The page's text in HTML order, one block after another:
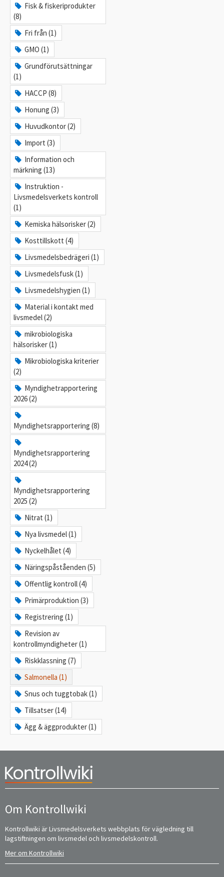
Fisk & fiskeriprodukter
(8)
Fri från (1)
GMO (1)
Grundförutsättningar
(1)
HACCP (8)
Honung (3)
Huvudkontor (2)
Import (3)
Information och
märkning (13)
Instruktion -
Livsmedelsverkets kontroll
(1)
Kemiska hälsorisker (2)
Kosttillskott (4)
Livsmedelsbedrägeri (1)
Livsmedelsfusk (1)
Livsmedelshygien (1)
Material i kontakt med
livsmedel (2)
mikrobiologiska
hälsorisker (1)
Mikrobiologiska kriterier
(2)
Myndighetrapportering
2026 (2)
Myndighetsrapportering (8)
Myndighetsrapportering
2024 (2)
Myndighetsrapportering
2025 (2)
Nitrat (1)
Nya livsmedel (1)
Nyckelhålet (4)
Näringspåståenden (5)
Offentlig kontroll (4)
Primärproduktion (3)
Registrering (1)
Revision av
kontrollmyndigheter (1)
Riskklassning (7)
Salmonella (1)
Snus och tuggtobak (1)
Tillsatser (14)
Ägg & äggprodukter (1)
Om Kontrollwiki
Kontrollwiki är Livsmedelsverkets webbplats för vägledning till
lagstiftningen om livsmedel och livsmedelskontroll.
Mer om Kontrollwiki